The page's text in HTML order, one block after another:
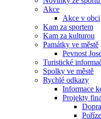
Akce
Akce v obci
Kam za sportem
Kam za kulturou
Památky ve městě
Pevnost
Turistické
Spolky ve městě
Rychlé odkazy
Informace
Projekty